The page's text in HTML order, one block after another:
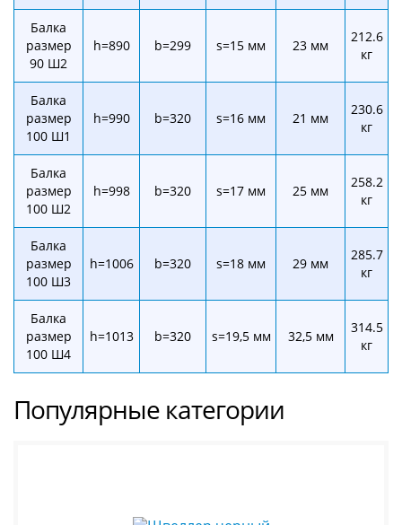
Балка
размер
90 Ш2
h=890 b=299 s=15 мм 23 мм
212.6
кг
Балка
размер
100 Ш1
h=990 b=320 s=16 мм 21 мм
230.6
кг
Балка
размер
100 Ш2
h=998 b=320 s=17 мм 25 мм
258.2
кг
Балка
размер
100 Ш3
h=1006 b=320 s=18 мм 29 мм
285.7
кг
Балка
размер
100 Ш4
h=1013 b=320 s=19,5 мм 32,5 мм
314.5
кг
Популярные категории